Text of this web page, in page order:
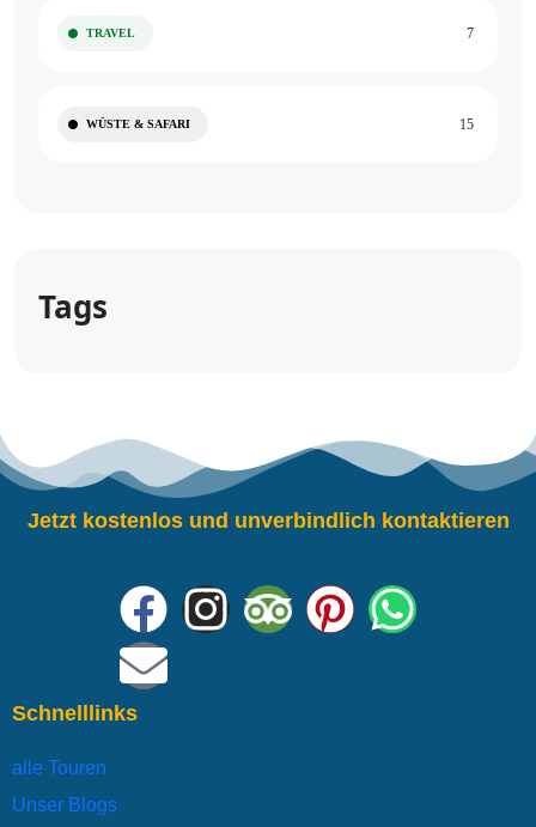
TRAVEL 7
WÜSTE & SAFARI 15
Tags
Jetzt kostenlos und unverbindlich kontaktieren
Schnelllinks
alle Touren
Unser Blogs